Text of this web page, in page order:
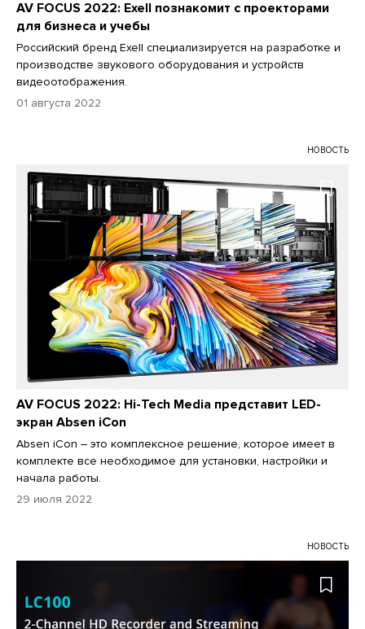
AV FOCUS 2022: Exell познакомит с проекторами
для бизнеса и учебы
Российский бренд Exell специализируется на разработке и
производстве звукового оборудования и устройств
видеоотображения.
01 августа 2022
НОВОСТЬ
AV FOCUS 2022: Hi-Tech Media представит LED-
экран Absen iCon
Absen iCon – это комплексное решение, которое имеет в
комплекте все необходимое для установки, настройки и
начала работы.
29 июля 2022
НОВОСТЬ